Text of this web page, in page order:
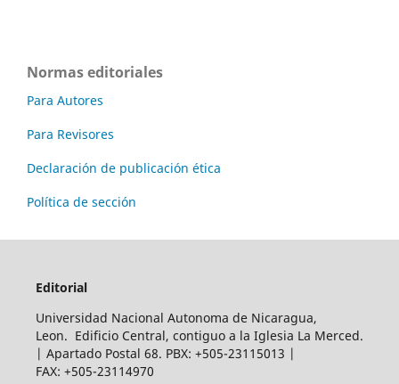
Normas editoriales
Para Autores
Para Revisores
Declaración de publicación ética
Política de sección
Editorial
Universidad Nacional Autonoma de Nicaragua,
Leon. Edificio Central, contiguo a la Iglesia La Merced.
| Apartado Postal 68. PBX: +505-23115013 |
FAX: +505-23114970